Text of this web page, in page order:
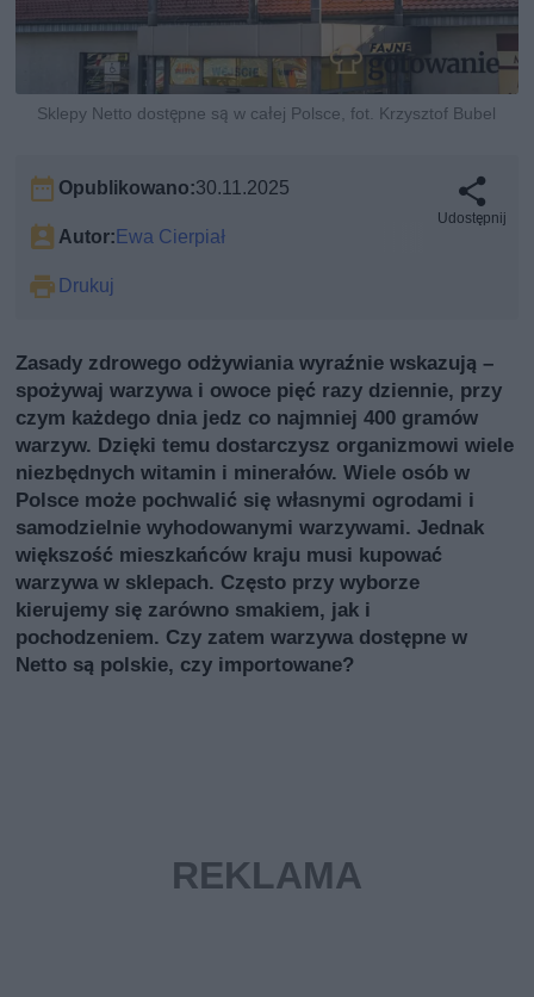
Sklepy Netto dostępne są w całej Polsce, fot. Krzysztof Bubel
Opublikowano:30.11.2025
Autor:Ewa Cierpiał
Drukuj
Udostępnij
Zasady zdrowego odżywiania wyraźnie wskazują –
spożywaj warzywa i owoce pięć razy dziennie, przy
czym każdego dnia jedz co najmniej 400 gramów
warzyw. Dzięki temu dostarczysz organizmowi wiele
niezbędnych witamin i minerałów. Wiele osób w
Polsce może pochwalić się własnymi ogrodami i
samodzielnie wyhodowanymi warzywami. Jednak
większość mieszkańców kraju musi kupować
warzywa w sklepach. Często przy wyborze
kierujemy się zarówno smakiem, jak i
pochodzeniem. Czy zatem warzywa dostępne w
Netto są polskie, czy importowane?